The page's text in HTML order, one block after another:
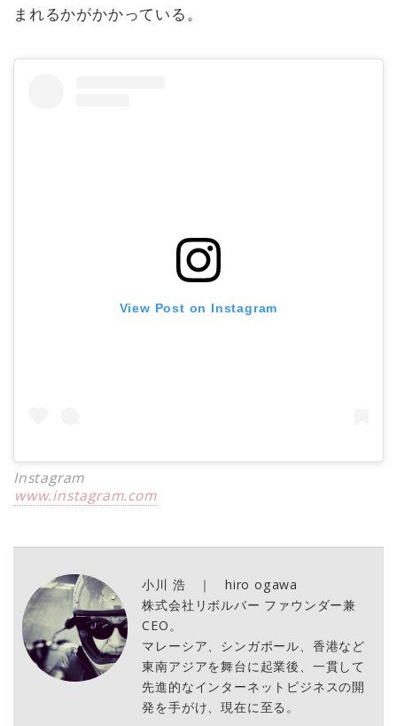
まれるかがかかっている。
View Post on Instagram
Instagram
www.instagram.com
小川 浩 ｜ hiro ogawa
株式会社リボルバー ファウンダー兼
CEO。
マレーシア、シンガポール、香港など
東南アジアを舞台に起業後、一貫して
先進的なインターネットビジネスの開
発を手がけ、現在に至る。